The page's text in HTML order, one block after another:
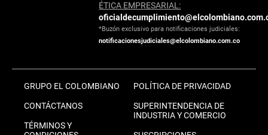
ÉTICA EMPRESARIAL:
*Buzón exclusivo para notificaciones judiciales:
notificacionesjudiciales@elcolombiano.com.co
GRUPO EL COLOMBIANO
CONTÁCTANOS
TÉRMINOS Y
POLÍTICA DE PRIVACIDAD
SUPERINTENDENCIA DE
INDUSTRIA Y COMERCIO